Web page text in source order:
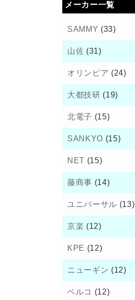
メーカー一覧
SAMMY (33)
山佐 (31)
オリンピア (24)
大都技研 (19)
北電子 (15)
SANKYO (15)
NET (15)
藤商事 (14)
ユニバーサル (13)
京楽 (12)
KPE (12)
ニューギン (12)
ベルコ (12)